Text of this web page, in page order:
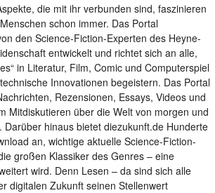
die mit ihr verbunden sind, faszinieren
schon immer. Das Portal
den Science-Fiction-Experten des Heyne-
entwickelt und richtet sich an alle,
in Literatur, Film, Comic und Computerspiel
Innovationen begeistern. Das Portal
Rezensionen, Essays, Videos und
Mitdiskutieren über die Welt von morgen und
Darüber hinaus bietet diezukunft.de Hunderte
an, wichtige aktuelle Science-Fiction-
großen Klassiker des Genres – eine
wird. Denn Lesen – da sind sich alle
digitalen Zukunft seinen Stellenwert